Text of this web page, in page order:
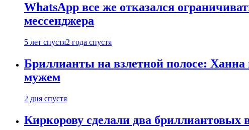
WhatsApp все же отказался
мессенджера
5 лет спустя2 года спустя
Бриллианты на взлетной полосе: Ханна
мужем
2 дня спустя
Киркорову сделали два бриллиантовых